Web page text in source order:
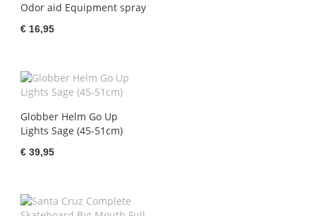
Odor aid Equipment spray
€ 16,95
Globber Helm Go Up
Lights Sage (45-51cm)
€ 39,95